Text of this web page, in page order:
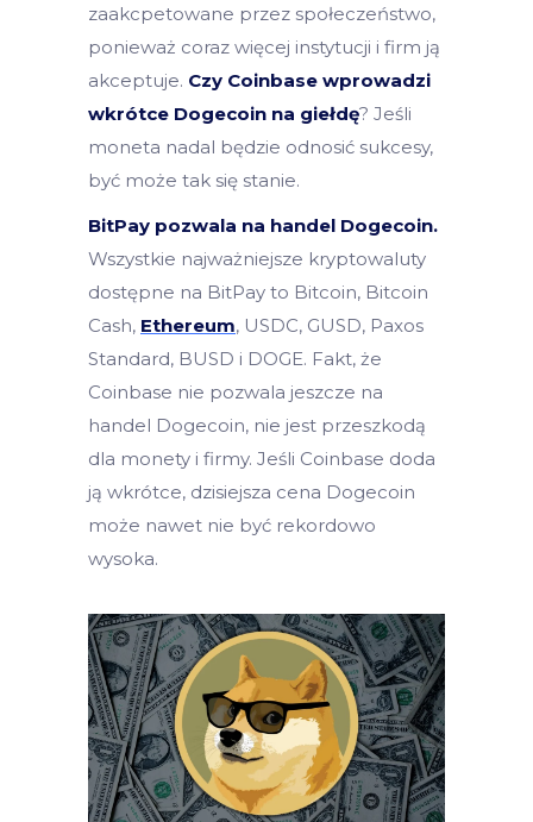
zaakcpetowane przez społeczeństwo,
ponieważ coraz więcej instytucji i firm ją
akceptuje. Czy Coinbase wprowadzi
wkrótce Dogecoin na giełdę? Jeśli
moneta nadal będzie odnosić sukcesy,
być może tak się stanie.
BitPay pozwala na handel Dogecoin.
Wszystkie najważniejsze kryptowaluty
dostępne na BitPay to Bitcoin, Bitcoin
Cash, Ethereum, USDC, GUSD, Paxos
Standard, BUSD i DOGE. Fakt, że
Coinbase nie pozwala jeszcze na
handel Dogecoin, nie jest przeszkodą
dla monety i firmy. Jeśli Coinbase doda
ją wkrótce, dzisiejsza cena Dogecoin
może nawet nie być rekordowo
wysoka.